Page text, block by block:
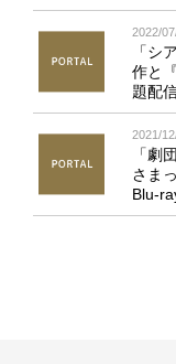
2022/
「シ
作と
題配
2021/
「劇
さま
Blu-